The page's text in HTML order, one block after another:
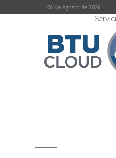
06 de Agosto de 2026